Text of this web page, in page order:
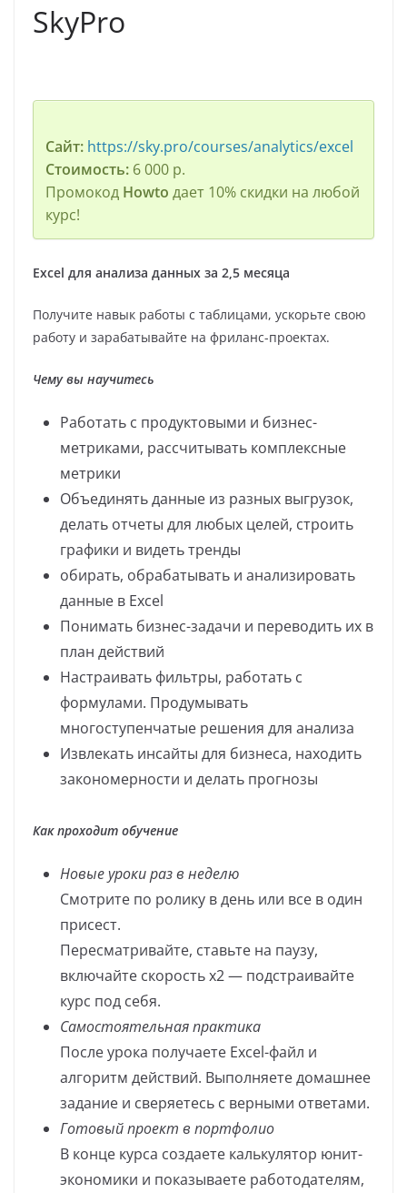
SkyPro
Сайт: https://sky.pro/courses/analytics/excel
Стоимость:6 000 р.
Промокод Howto дает 10% скидки на любой
курс!
Excel для анализа данных за 2,5 месяца
Получите навык работы с таблицами, ускорьте свою
работу и зарабатывайте на фриланс-проектах.
Чему вы научитесь
Работать с продуктовыми и бизнес-
метриками, рассчитывать комплексные
метрики
Объединять данные из разных выгрузок,
делать отчеты для любых целей, строить
графики и видеть тренды
обирать, обрабатывать и анализировать
данные в Excel
Понимать бизнес-задачи и переводить их в
план действий
Настраивать фильтры, работать с
формулами. Продумывать
многоступенчатые решения для анализа
Извлекать инсайты для бизнеса, находить
закономерности и делать прогнозы
Как проходит обучение
Новые уроки раз в неделю
Смотрите по ролику в день или все в один
присест.
Пересматривайте, ставьте на паузу,
включайте скорость х2 — подстраивайте
курс под себя.
Самостоятельная практика
После урока получаете Excel-файл и
алгоритм действий. Выполняете домашнее
задание и сверяетесь с верными ответами.
Готовый проект в портфолио
В конце курса создаете калькулятор юнит-
экономики и показываете работодателям,